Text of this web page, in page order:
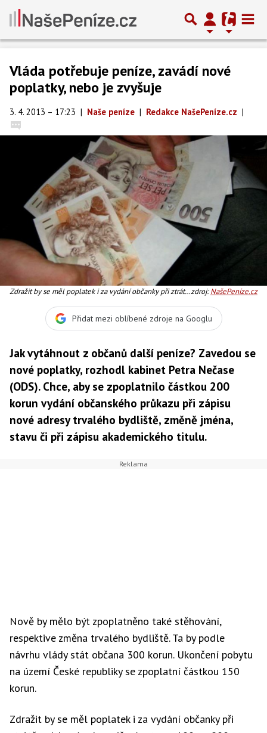
Vláda potřebuje peníze, zavádí nové
poplatky, nebo je zvyšuje
3. 4. 2013 – 17:23 | Naše peníze | Redakce NašePeníze.cz |
Zdražit by se měl poplatek i za vydání občanky při ztrátě,
Foto:NašePeníze.cz
zdroj:NašePeníze.cz
Přidat mezi oblíbené zdroje na Googlu
Jak vytáhnout z občanů další peníze? Zavedou se
nové poplatky, rozhodl kabinet Petra Nečase
(ODS). Chce, aby se zpoplatnilo částkou 200
korun vydání občanského průkazu při zápisu
nové adresy trvalého bydliště, změně jména,
stavu či při zápisu akademického titulu.
Nově by mělo být zpoplatněno také stěhování,
respektive změna trvalého bydliště. Ta by podle
návrhu vlády stát občana 300 korun. Ukončení pobytu
na území České republiky se zpoplatní částkou 150
korun.
Zdražit by se měl poplatek i za vydání občanky při